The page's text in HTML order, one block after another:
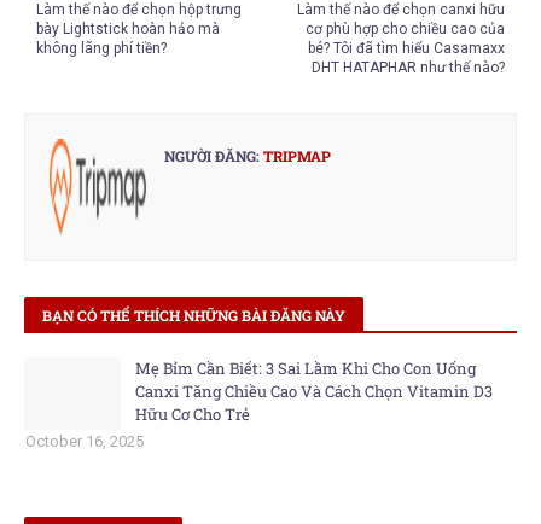
Làm thế nào để chọn canxi hữu
cơ phù hợp cho chiều cao của
bé? Tôi đã tìm hiểu Casamaxx
DHT HATAPHAR như thế nào?
Làm thế nào để chọn hộp trưng
bày Lightstick hoàn hảo mà
không lãng phí tiền?
NGƯỜI ĐĂNG:TRIPMAP
BẠN CÓ THỂ THÍCH NHỮNG BÀI ĐĂNG NÀY
Mẹ Bỉm Cần Biết: 3 Sai Lầm Khi Cho Con Uống
Canxi Tăng Chiều Cao Và Cách Chọn Vitamin D3
Hữu Cơ Cho Trẻ
October 16, 2025